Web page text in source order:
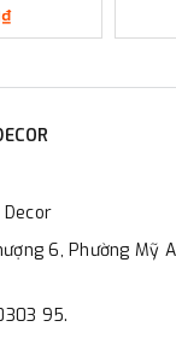
Decor
6, Phường Mỹ
95.